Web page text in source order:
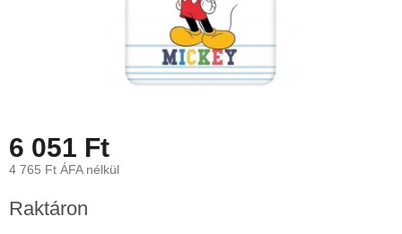
6 051 Ft
4 765 Ft ÁFA nélkül
Raktáron